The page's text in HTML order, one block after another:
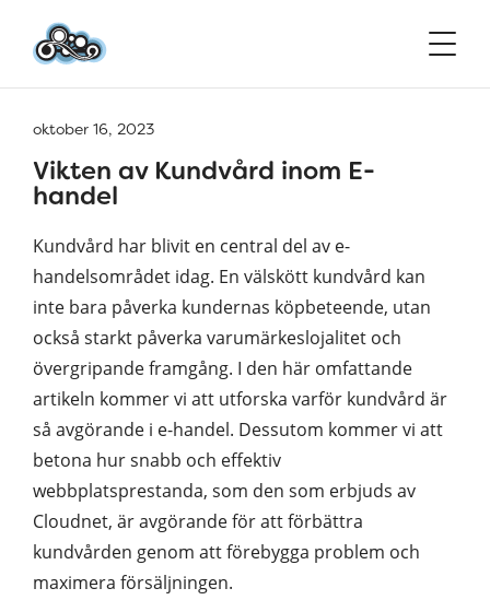
oktober 16, 2023
Vikten av Kundvård inom E-
handel
Kundvård har blivit en central del av e-
handelsområdet idag. En välskött kundvård kan
inte bara påverka kundernas köpbeteende, utan
också starkt påverka varumärkeslojalitet och
övergripande framgång. I den här omfattande
artikeln kommer vi att utforska varför kundvård är
så avgörande i e-handel. Dessutom kommer vi att
betona hur snabb och effektiv
webbplatsprestanda, som den som erbjuds av
Cloudnet, är avgörande för att förbättra
kundvården genom att förebygga problem och
maximera försäljningen.